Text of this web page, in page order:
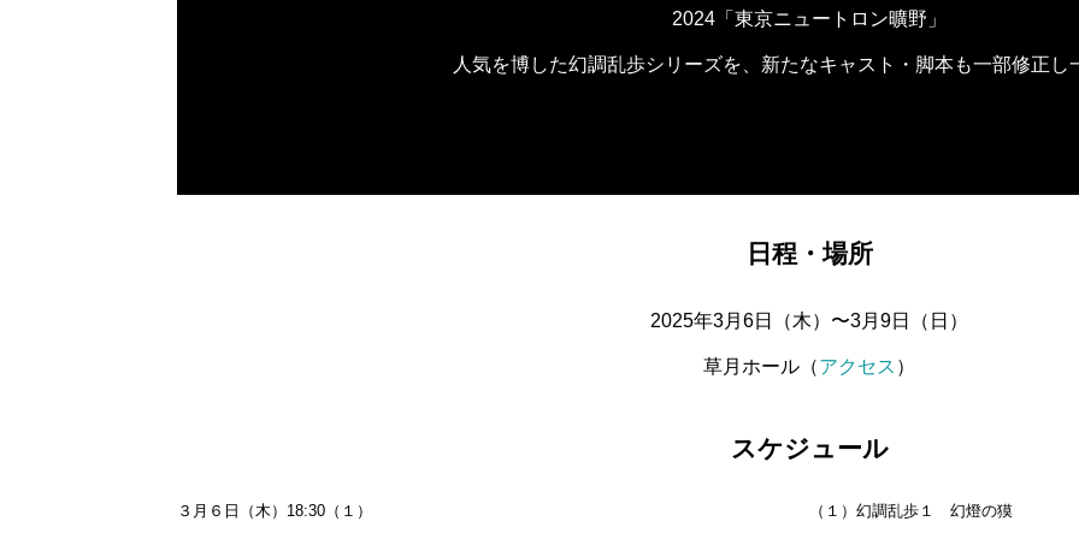
2024「東京ニュートロン曠野」
人気を博した幻調乱歩シリーズを、新たなキャスト・脚本も一部修正し
日程・場所
2025年3月6日（木）〜3月9日（日）
草月ホール（アクセス ）
スケジュール
３月６日（木）18:30（１） （１）幻調乱歩１ 幻燈の獏